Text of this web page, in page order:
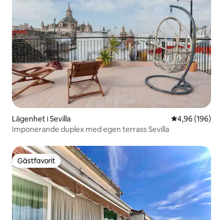
Lägenhet i Sevilla 4,96 av 5 i
4,96 (196)
Imponerande duplex med egen terrass Sevilla
Gästfavorit
Gästfavorit